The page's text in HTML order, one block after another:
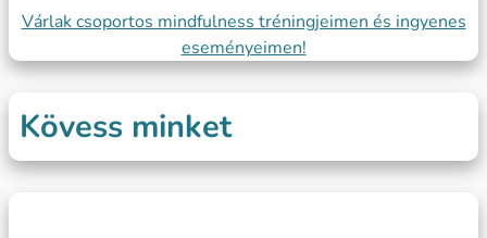
Várlak csoportos mindfulness tréningjeimen és ingyenes
eseményeimen!
Kövess minket